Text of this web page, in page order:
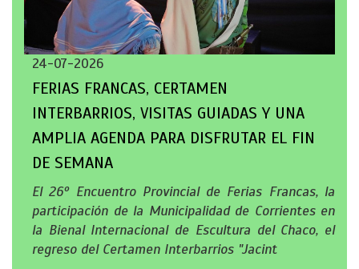
24-07-2026
FERIAS FRANCAS, CERTAMEN
INTERBARRIOS, VISITAS GUIADAS Y UNA
AMPLIA AGENDA PARA DISFRUTAR EL FIN
DE SEMANA
El 26º Encuentro Provincial de Ferias Francas, la
participación de la Municipalidad de Corrientes en
la Bienal Internacional de Escultura del Chaco, el
regreso del Certamen Interbarrios "Jacint